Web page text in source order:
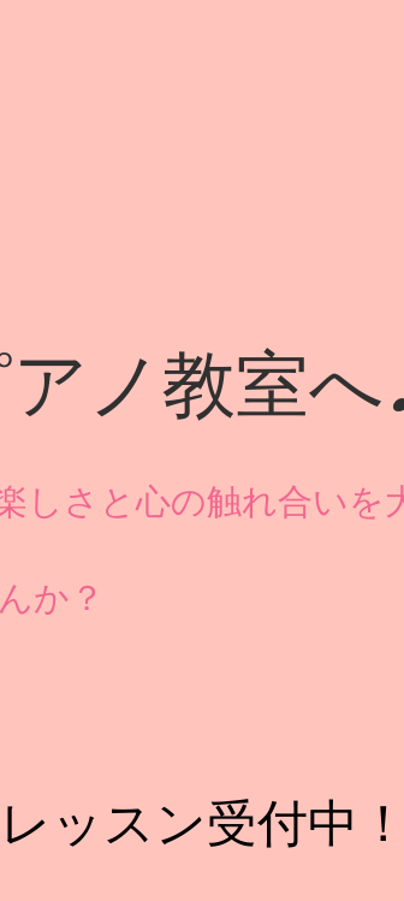
ノ教室へ
しさと心の触れ合いを
か？
ッスン受付中！